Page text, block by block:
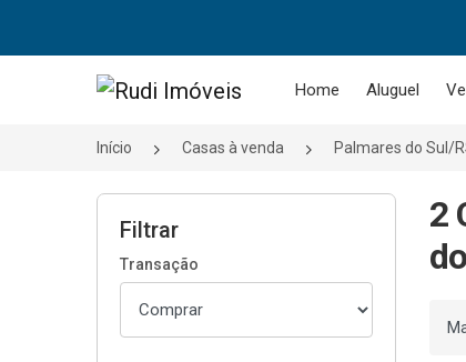
Página inicial Home Aluguel
Início Casas à venda Palmares do Sul/
Filtrar
Transação
2